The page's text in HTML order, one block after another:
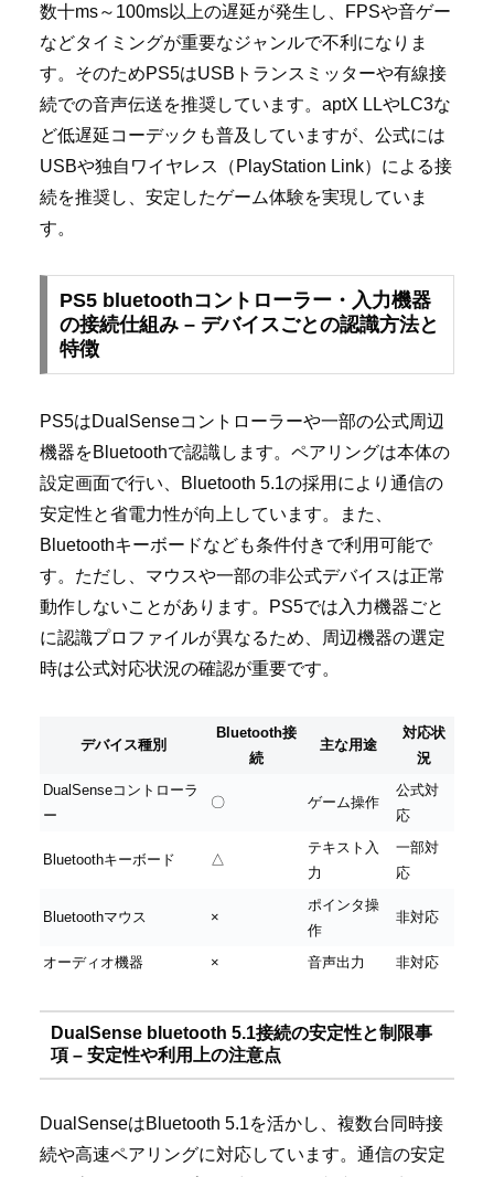
数十ms～100ms以上の遅延が発生し、FPSや音ゲー
などタイミングが重要なジャンルで不利になりま
す。そのためPS5はUSBトランスミッターや有線接
続での音声伝送を推奨しています。aptX LLやLC3な
ど低遅延コーデックも普及していますが、公式には
USBや独自ワイヤレス（PlayStation Link）による接
続を推奨し、安定したゲーム体験を実現していま
す。
PS5 bluetoothコントローラー・入力機器
の接続仕組み – デバイスごとの認識方法と
特徴
PS5はDualSenseコントローラーや一部の公式周辺
機器をBluetoothで認識します。ペアリングは本体の
設定画面で行い、Bluetooth 5.1の採用により通信の
安定性と省電力性が向上しています。また、
Bluetoothキーボードなども条件付きで利用可能で
す。ただし、マウスや一部の非公式デバイスは正常
動作しないことがあります。PS5では入力機器ごと
に認識プロファイルが異なるため、周辺機器の選定
時は公式対応状況の確認が重要です。
デバイス種別
Bluetooth接
続
主な用途
対応状
況
DualSenseコントローラ
ー
〇 ゲーム操作
公式対
応
Bluetoothキーボード △
テキスト入
力
一部対
応
Bluetoothマウス ×
ポインタ操
作
非対応
オーディオ機器 × 音声出力 非対応
DualSense bluetooth 5.1接続の安定性と制限事
項 – 安定性や利用上の注意点
DualSenseはBluetooth 5.1を活かし、複数台同時接
続や高速ペアリングに対応しています。通信の安定